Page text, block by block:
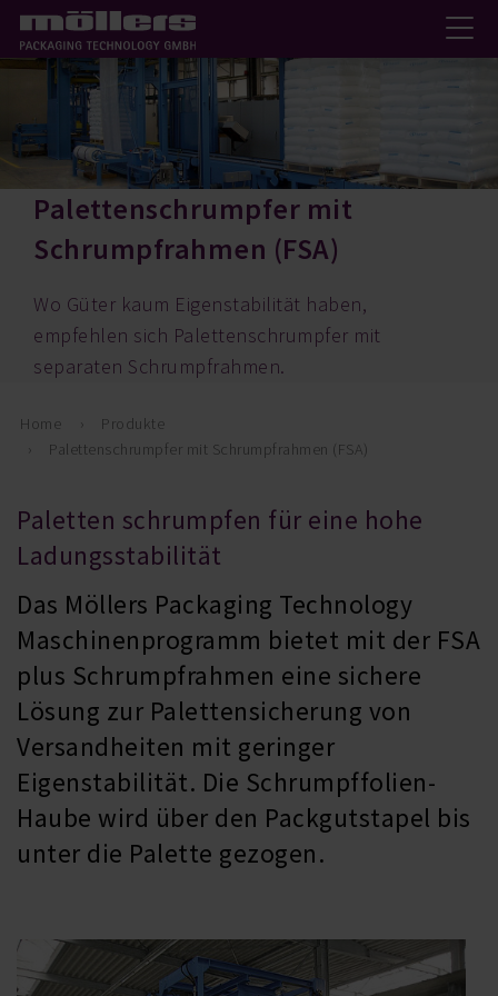
Palettenschrumpfer mit
Schrumpfrahmen (FSA)
Wo Güter kaum Eigenstabilität haben,
empfehlen sich Palettenschrumpfer mit
separaten Schrumpfrahmen.
Home
Produkte
Palettenschrumpfer mit Schrumpfrahmen (FSA)
Paletten schrumpfen für eine hohe
Ladungsstabilität
Das Möllers Packaging Technology
Maschinenprogramm bietet mit der FSA
plus Schrumpfrahmen eine sichere
Lösung zur Palettensicherung von
Versandheiten mit geringer
Eigenstabilität. Die Schrumpffolien-
Haube wird über den Packgutstapel bis
unter die Palette gezogen.